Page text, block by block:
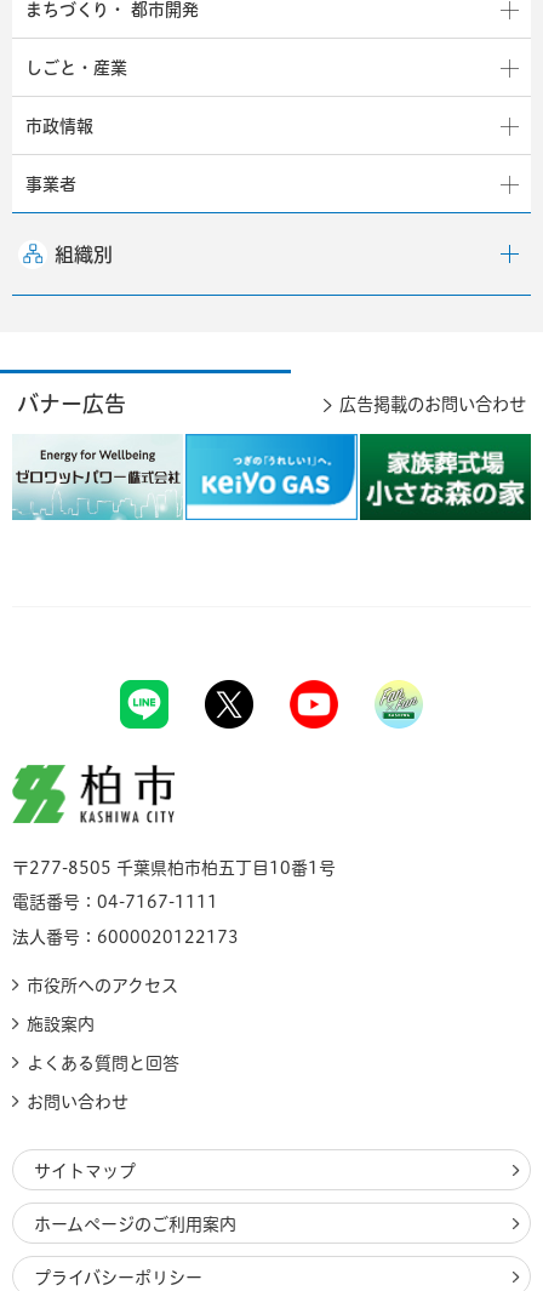
まちづくり・ 都市開発
しごと・産業
市政情報
事業者
組織別
バナー広告 広告掲載のお問い合わせ
柏市
〒277-8505 千葉県柏市柏五丁目10番1号
電話番号：04-7167-1111
法人番号：6000020122173
市役所へのアクセス
施設案内
よくある質問と回答
お問い合わせ
サイトマップ
ホームページのご利用案内
プライバシーポリシー